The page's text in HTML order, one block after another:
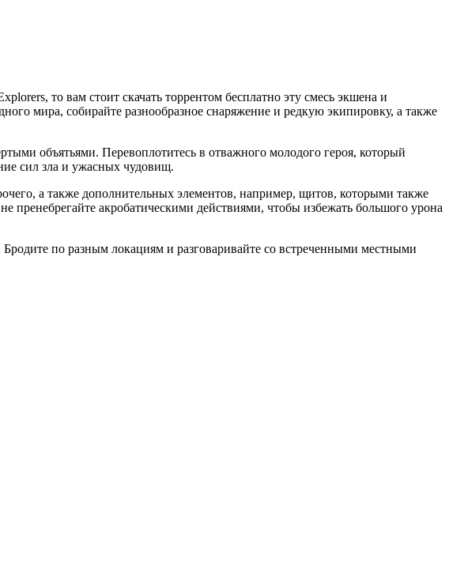
то вам стоит скачать торрентом бесплатно эту смесь экшена и
мира, собирайте разнообразное снаряжение и редкую экипировку, а также
объятьями. Перевоплотитесь в отважного молодого героя, который
сил зла и ужасных чудовищ.
а также дополнительных элементов, например, щитов, которыми также
пренебрегайте акробатическими действиями, чтобы избежать большого урона
Бродите по разным локациям и разговаривайте со встреченными местными